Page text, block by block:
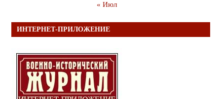
« Июл
ИНТЕРНЕТ-ПРИЛОЖЕНИЕ